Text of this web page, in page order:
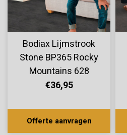
Bodiax Lijmstrook
Stone BP365 Rocky
Mountains 628
€36,95
Offerte aanvragen